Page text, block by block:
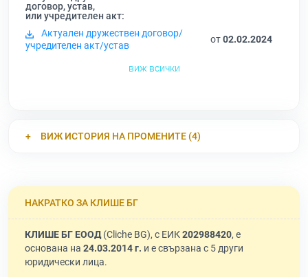
договор, устав,
или учредителен акт:
Актуален дружествен договор/
учредителен акт/устав
от02.02.2024
виж всички
ВИЖ ИСТОРИЯ НА ПРОМЕНИТЕ (4)
НАКРАТКО ЗА КЛИШЕ БГ
КЛИШЕ БГ ЕООД(Cliche BG), с ЕИК202988420, е
основана на 24.03.2014 г. и е свързана с 5 други
юридически лица.